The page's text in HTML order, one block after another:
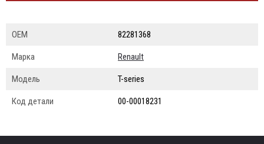
ОЕМ 82281368
Марка Renault
Модель T-series
Код детали 00-00018231